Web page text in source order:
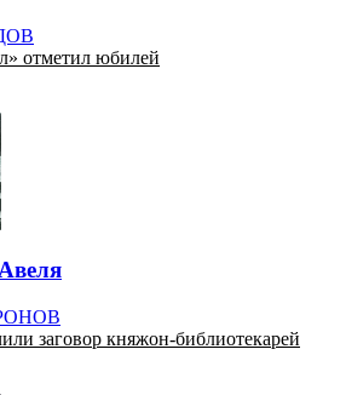
отметил юбилей
заговор княжон-библиотекарей